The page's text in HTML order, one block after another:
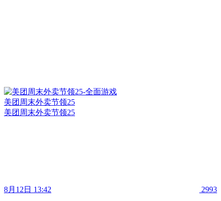
美团周末外卖节领25
美团周末外卖节领25
8月12日 13:42 2993